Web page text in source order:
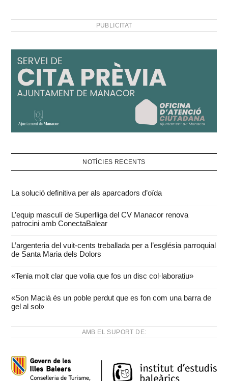
l’administració pública i ha
PUBLICITAT
NOTÍCIES RECENTS
La solució definitiva per als aparcadors d’oïda
L’equip masculí de Superlliga del CV Manacor renova
patrocini amb ConectaBalear
L’argenteria del vuit-cents treballada per a l’església parroquial
de Santa Maria dels Dolors
«Tenia molt clar que volia que fos un disc col·laboratiu»
«Son Macià és un poble perdut que es fon com una barra de
gel al sol»
AMB EL SUPORT DE: